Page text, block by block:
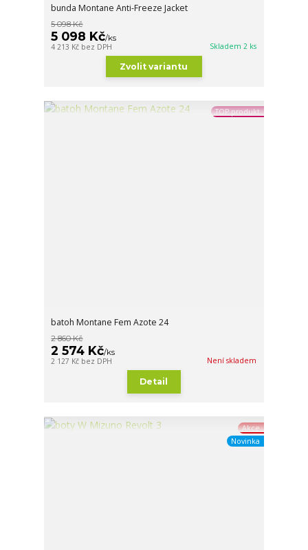
bunda Montane Anti-Freeze Jacket
5 098 Kč
5 098 Kč/ks
4 213 Kč bez DPH Skladem 2 ks
Zvolit variantu
TOP produkt
batoh Montane Fem Azote 24
2 860 Kč
2 574 Kč/ks
2 127 Kč bez DPH Není skladem
Detail
Akce
Novinka